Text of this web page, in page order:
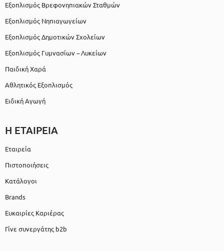
Εξοπλισμός Βρεφονηπιακών Σταθμών
Εξοπλισμός Νηπιαγωγείων
Εξοπλισμός Δημοτικών Σχολείων
Εξοπλισμός Γυμνασίων – Λυκείων
Παιδική Χαρά
Αθλητικός Εξοπλισμός
Ειδική Αγωγή
Η ΕΤΑΙΡΕΙΑ
Εταιρεία
Πιστοποιήσεις
Κατάλογοι
Brands
Ευκαιρίες Καριέρας
Γίνε συνεργάτης b2b